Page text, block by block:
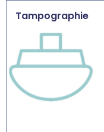
Tampographie